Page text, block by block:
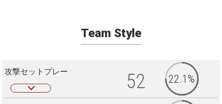
Team Style
攻撃セットプレー 52 22.1%